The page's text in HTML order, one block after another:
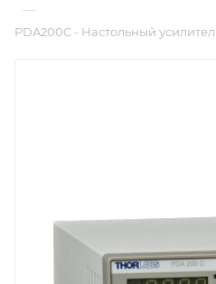
—
PDA200C - Настольный